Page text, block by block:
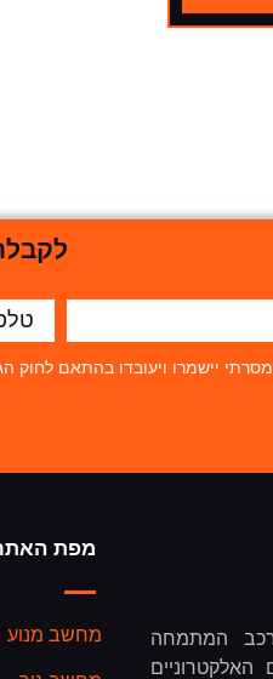
ויעובדו בהתאם לחוק הגנת הפרטיות,
המתמחה
האלקטרוניים
מפת
מחשב מנוע